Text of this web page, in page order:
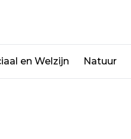
en Welzijn Natuur